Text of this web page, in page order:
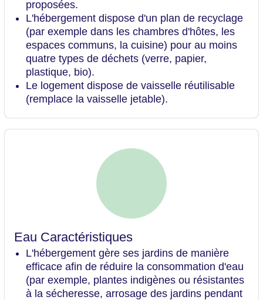
proposées.
L'hébergement dispose d'un plan de recyclage
(par exemple dans les chambres d'hôtes, les
espaces communs, la cuisine) pour au moins
quatre types de déchets (verre, papier,
plastique, bio).
Le logement dispose de vaisselle réutilisable
(remplace la vaisselle jetable).
Eau Caractéristiques
L'hébergement gère ses jardins de manière
efficace afin de réduire la consommation d'eau
(par exemple, plantes indigènes ou résistantes
à la sécheresse, arrosage des jardins pendant